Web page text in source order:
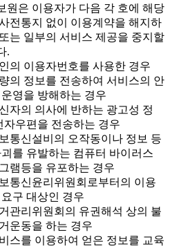
원은 이용자가 다음 각 호에 해당
전통지 없이 이용계약을 해지하
는 일부의 서비스 제공을 중지할
.
의 이용자번호를 사용한 경우
의 정보를 전송하여 서비스의 안
영을 방해하는 경우
자의 의사에 반하는 광고성 정
자우편을 전송하는 경우
통신설비의 오작동이나 정보 등
를 유발하는 컴퓨터 바이러스
램등을 유포하는 경우
통신윤리위원회로부터의 이용
구 대상인 경우
관리위원회의 유권해석 상의 불
운동을 하는 경우
스를 이용하여 얻은 정보를 교육